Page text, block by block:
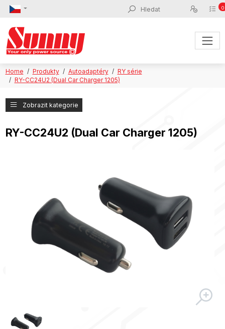
0
Home Produkty Autoadaptéry
RY série
RY-CC24U2 (Dual Car Charger 1205)
Zobrazit kategorie
RY-CC24U2 (Dual Car Charger 1205)